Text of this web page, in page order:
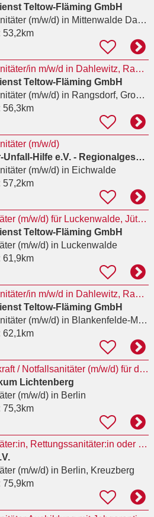
Teltow-Fläming GmbH
(m/w/d)in Mittenwalde Dahme-Spreewald
53,2km
Rettungssanitäter/in m/w/d in Dahlewitz, Rangsdorf und Zossen gesucht
Teltow-Fläming GmbH
(m/w/d)in Rangsdorf, Groß Machnow
56,3km
(m/w/d)
Johanniter-Unfall-Hilfe e.V. - Regionalgeschäftsstelle Berlin
(m/w/d)in Eichwalde
57,2km
Notfallsanitäter (m/w/d) für Luckenwalde, Jüterbog, Baruth/ Mark, Petkus und Dahme gesucht
Teltow-Fläming GmbH
(m/w/d)in Luckenwalde
61,9km
Rettungssanitäter/in m/w/d in Dahlewitz, Rangsdorf und Zossen gesucht
Teltow-Fläming GmbH
(m/w/d)in Blankenfelde-Mahlow
62,1km
Pflegefachkraft / Notfallsanitäter (m/w/d) für die Rettungsstelle
Lichtenberg
(m/w/d)in Berlin
75,3km
Notfallsanitäter:in, Rettungssanitäter:in oder ähnliche Qualifikation für das
(m/w/d)in Berlin, Kreuzberg
75,9km